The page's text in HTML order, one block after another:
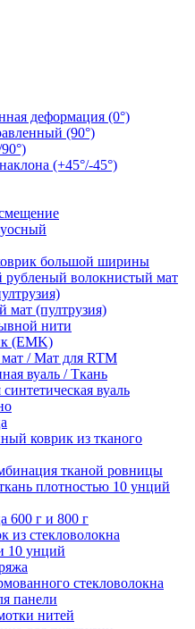
деформация (0°)
(90°)
(+45°/-45°)
большой ширины
волокнистый мат
мат (пултрузия)
нити
(EMK)
/ Мат для RTM
вуаль / Ткань
вуаль
коврик из тканого
тканой ровницы
плотностью 10 унций
600 г и 800 г
из стекловолокна
10 унций
стекловолокна
панели
нитей